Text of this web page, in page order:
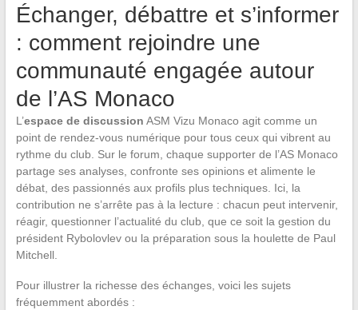
Échanger, débattre et s’informer
: comment rejoindre une
communauté engagée autour
de l’AS Monaco
L’espace de discussion ASM Vizu Monaco agit comme un
point de rendez-vous numérique pour tous ceux qui vibrent au
rythme du club. Sur le forum, chaque supporter de l’AS Monaco
partage ses analyses, confronte ses opinions et alimente le
débat, des passionnés aux profils plus techniques. Ici, la
contribution ne s’arrête pas à la lecture : chacun peut intervenir,
réagir, questionner l’actualité du club, que ce soit la gestion du
président Rybolovlev ou la préparation sous la houlette de Paul
Mitchell.
Pour illustrer la richesse des échanges, voici les sujets
fréquemment abordés :